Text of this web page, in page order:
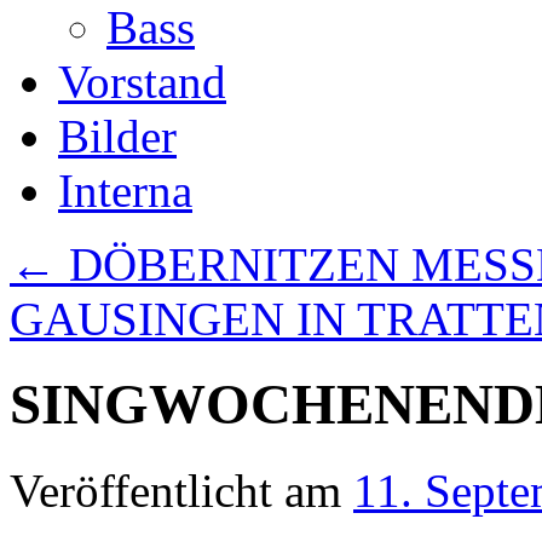
Bass
Vorstand
Bilder
Interna
← DÖBERNITZEN
GAUSINGEN IN
Veröffentlicht am 11.